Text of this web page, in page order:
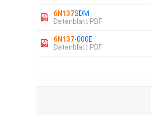
6N137SDM
Datenblatt PDF
6N137-000E
Datenblatt PDF